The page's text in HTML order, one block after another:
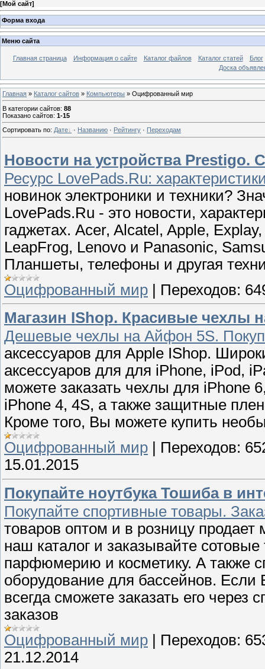
[Мой сайт]
Форма входа
Меню сайта
Главная страница Информация о сайте Каталог файлов Каталог статей
Блог
Доска
Главная » Каталог сайтов » Компьютеры » Оцифрованный мир
В категории сайтов: 88
Показано сайтов: 1-15
Сортировать по: Дате · Названию · Рейтингу · Переходам
Новости на устройства Prestigo.
Ресурс LovePads.Ru:
новинок электроники и техники?
LovePads.Ru - это новости,
гаджетах. Acer, Alcatel, Apple,
LeapFrog, Lenovo и Panasonic,
Планшеты, телефоны и другая
Оцифрованный мир | Переходов:
Магазин IShop. Красивые чехлы
Дешевые чехлы на Айфон 5S.
аксессуаров для Apple IShop.
аксессуаров для для iPhone, iPod,
можете заказать чехлы для iPhone
iPhone 4, 4S, а также защитные
Кроме того, Вы можете купить
Оцифрованный мир
Переходов:
15.01.2015
Покупайте ноутбука Тошиба в
Покупайте спортивные товары.
товаров оптом и в розницу
наш каталог и заказывайте
парфюмерию и косметику. А также
оборудование для бассейнов.
всегда сможете заказать его
заказов
Оцифрованный мир
Переходов:
21.12.2014